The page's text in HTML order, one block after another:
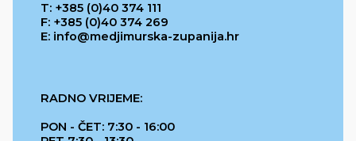
T: +385 (0)40 374 111
F: +385 (0)40 374 269
E: info@medjimurska-zupanija.hr
RADNO VRIJEME:
PON - ČET: 7:30 - 16:00